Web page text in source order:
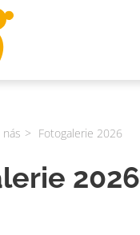
Fotogalerie 2026
2026